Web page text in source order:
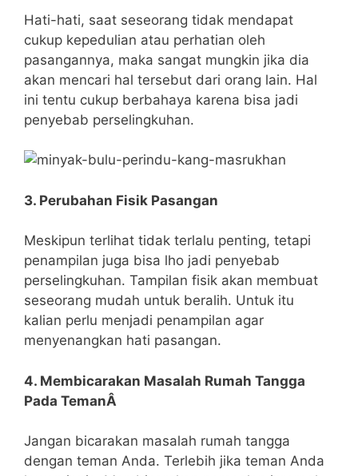
Hati-hati, saat seseorang tidak mendapat
cukup kepedulian atau perhatian oleh
pasangannya, maka sangat mungkin jika dia
akan mencari hal tersebut dari orang lain. Hal
ini tentu cukup berbahaya karena bisa jadi
penyebab perselingkuhan.
3. Perubahan Fisik Pasangan
Meskipun terlihat tidak terlalu penting, tetapi
penampilan juga bisa lho jadi penyebab
perselingkuhan. Tampilan fisik akan membuat
seseorang mudah untuk beralih. Untuk itu
kalian perlu menjadi penampilan agar
menyenangkan hati pasangan.
4. Membicarakan Masalah Rumah Tangga
Pada TemanÂ
Jangan bicarakan masalah rumah tangga
dengan teman Anda. Terlebih jika teman Anda